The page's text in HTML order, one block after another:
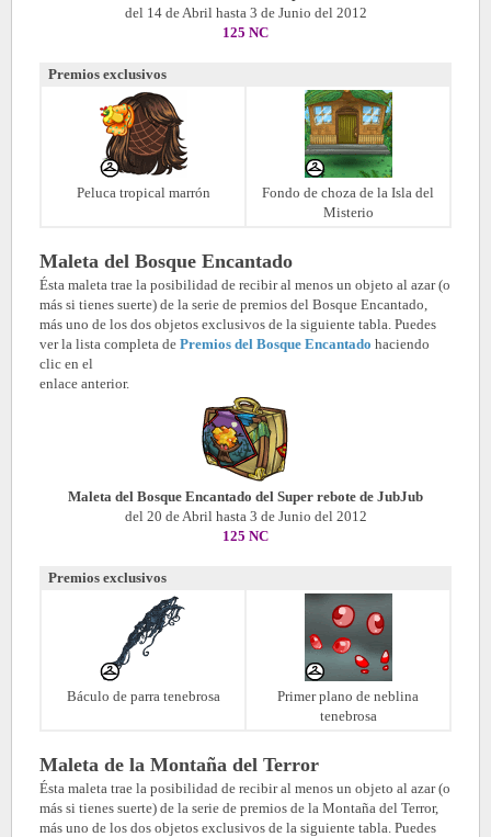
del 14 de Abril hasta 3 de Junio del 2012
125 NC
Premios exclusivos
Peluca tropical marrón
Fondo de choza de la Isla del
Misterio
Maleta del Bosque Encantado
Ésta maleta trae la posibilidad de recibir al menos un objeto al azar (o
más si tienes suerte) de la serie de premios del Bosque Encantado,
más uno de los dos objetos exclusivos de la siguiente tabla. Puedes
ver la lista completa de Premios del Bosque Encantado haciendo
clic en el
enlace anterior.
Maleta del Bosque Encantado del Super rebote de JubJub
del 20 de Abril hasta 3 de Junio del 2012
125 NC
Premios exclusivos
Báculo de parra tenebrosa
Primer plano de neblina
tenebrosa
Maleta de la Montaña del Terror
Ésta maleta trae la posibilidad de recibir al menos un objeto al azar (o
más si tienes suerte) de la serie de premios de la Montaña del Terror,
más uno de los dos objetos exclusivos de la siguiente tabla. Puedes